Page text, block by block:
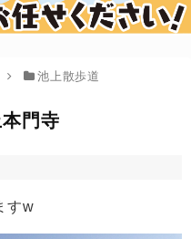
池上散歩道
門寺
すw